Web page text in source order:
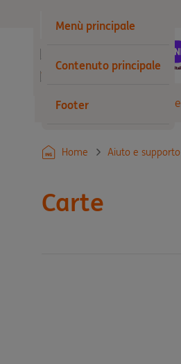
Menù principale
Contenuto principale
Footer
Privati
Wholesale
Conto Corrente Carte
Home Aiuto e supporto
Carte